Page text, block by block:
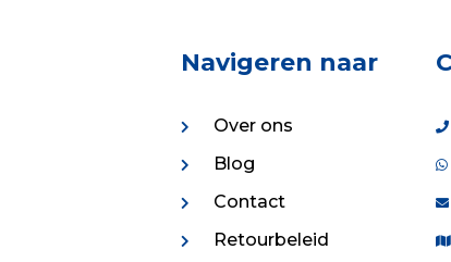
Navigeren naar
Over ons
Blog
Contact
Retourbeleid